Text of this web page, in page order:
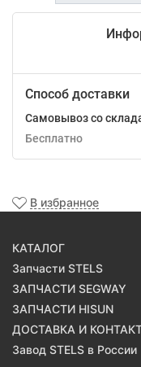
Способ доставки
Самовывоз со
Бесплатно
В избранное
КАТАЛОГ
Запчасти STELS
ЗАПЧАСТИ SEGWAY
ЗАПЧАСТИ HISUN
ДОСТАВКА И
Завод STELS в России